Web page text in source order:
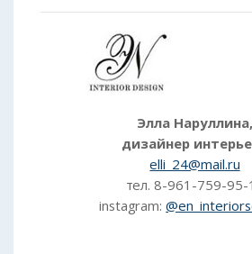
Элла Наруллина,
дизайнер
elli_24@mail.ru
тел. 8-961-759-95-
instagram: